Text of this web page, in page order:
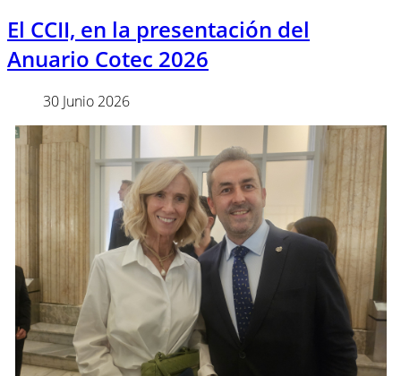
El CCII, en la presentación del
Anuario Cotec 2026
30 Junio 2026